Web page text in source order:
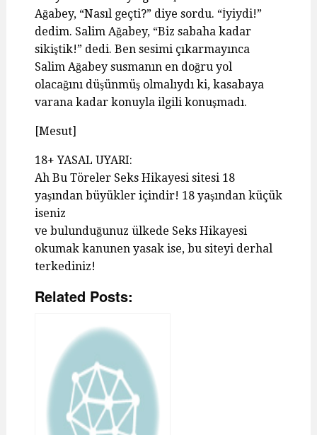
Ağabey, “Nasıl geçti?” diye sordu. “İyiydi!”
dedim. Salim Ağabey, “Biz sabaha kadar
sikiştik!” dedi. Ben sesimi çıkarmayınca
Salim Ağabey susmanın en doğru yol
olacağını düşünmüş olmalıydı ki, kasabaya
varana kadar konuyla ilgili konuşmadı.
[Mesut]
18+ YASAL UYARI:
Ah Bu Töreler Seks Hikayesi sitesi 18
yaşından büyükler içindir! 18 yaşından küçük
iseniz
ve bulunduğunuz ülkede Seks Hikayesi
okumak kanunen yasak ise, bu siteyi derhal
terkediniz!
Related Posts: